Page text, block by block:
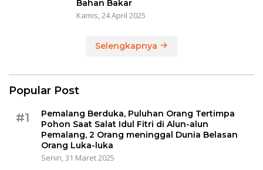
Bahan Bakar
Kamis, 24 April 2025
Selengkapnya
Popular Post
#1
Pemalang Berduka, Puluhan Orang Tertimpa
Pohon Saat Salat Idul Fitri di Alun-alun
Pemalang, 2 Orang meninggal Dunia Belasan
Orang Luka-luka
Senin, 31 Maret 2025